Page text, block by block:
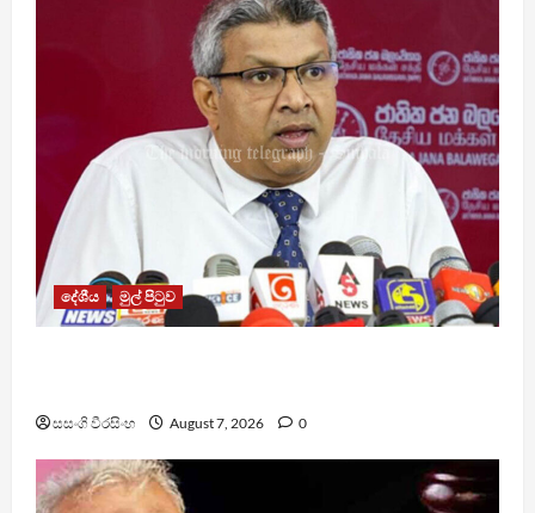
දේශීය මුල් පිටුව
සසංගි වීරසිංහ August 7, 2026 0